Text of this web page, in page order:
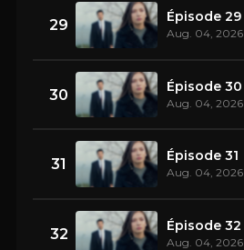
29 Épisode 29
Aug. 04, 2026
30 Épisode 30
Aug. 04, 2026
31 Épisode 31
Aug. 04, 2026
32 Épisode 32
Aug. 04, 2026